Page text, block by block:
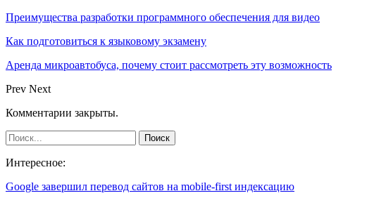
Преимущества разработки программного обеспечения для видео
Как подготовиться к языковому экзамену
Аренда микроавтобуса, почему стоит рассмотреть эту возможность
Prev Next
Комментарии закрыты.
Интересное:
Google завершил перевод сайтов на mobile-first индексацию